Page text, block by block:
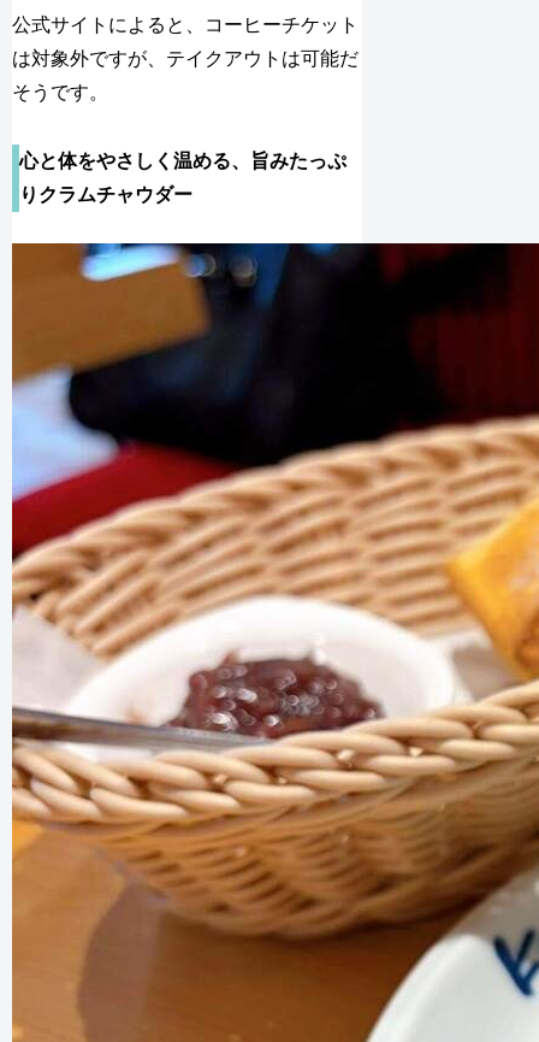
公式サイトによると、コーヒーチケット
は対象外ですが、テイクアウトは可能だ
そうです。
心と体をやさしく温める、旨みたっぷ
りクラムチャウダー